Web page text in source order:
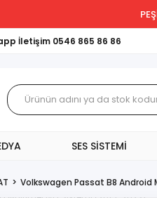
İletişim 0546 865 86 86
SES SİSTEMİ
Volkswagen Passat B8